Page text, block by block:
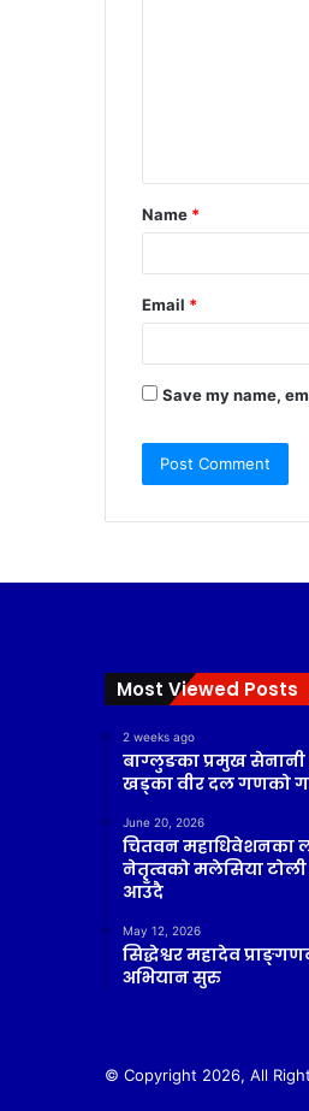
t
*
Name *
Email *
Save my name,
Most Viewed Posts
2 weeks ago
बाग्लुङका प्रमुख सेनानी
खड्का वीर दल गणको
June 20, 2026
चितवन महाधिवेशनका
नेतृत्वको मलेसिया
आउँदै
May 12, 2026
सिद्धेश्वर महादेव
अभियान सुरु
© Copyright 2026, All